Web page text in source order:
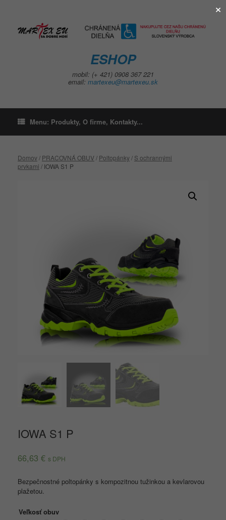
ESHOP
mobil: (+ 421) 0908 367 221
email: martexeu@martexeu.sk
Menu: Produkty, O firme, Kontakty...
Domov/ PRACOVNÁ OBUV/ Poltopánky/ S ochrannými
prvkami / IOWA S1 P
IOWA S1 P
66,63 € s DPH
Bezpečnostné poltopánky s kompozitnou tužinkou a kevlarovou
plažetou.
Veľkosť obuv
×